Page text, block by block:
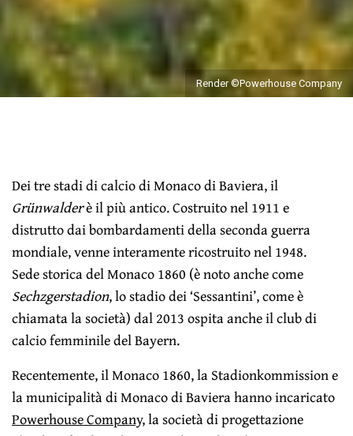
Render ©Powerhouse Company
Dei tre stadi di calcio di Monaco di Baviera, il
Grünwalderè il più antico. Costruito nel 1911 e
distrutto dai bombardamenti della seconda guerra
mondiale, venne interamente ricostruito nel 1948.
Sede storica del Monaco 1860 (è noto anche come
Sechzgerstadion, lo stadio dei ‘Sessantini’, come è
chiamata la società) dal 2013 ospita anche il club di
calcio femminile del Bayern.
Recentemente, il Monaco 1860, la Stadionkommission e
la municipalità di Monaco di Baviera hanno incaricato
Powerhouse Company, la società di progettazione